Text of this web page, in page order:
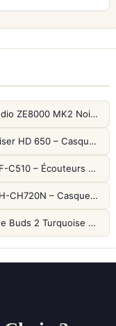
Final Audio ZE8000 MK2 Noir – Écouteurs True Wireless audiophiles 8K Sound
Sennheiser HD 650 – Casque audiophile ouvert pour l'écoute analytique
Sony WF-C510 – Écouteurs True Wireless compacts, autonomie 22h et multipoint
Sony WH-CH720N – Casque ANC 35h, Ultra-léger (192g) avec Processeur V1
JBL Tune Buds 2 Turquoise – Écouteurs True Wireless avec ANC et autonomie 48h